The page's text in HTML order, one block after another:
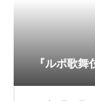
『ルポ歌